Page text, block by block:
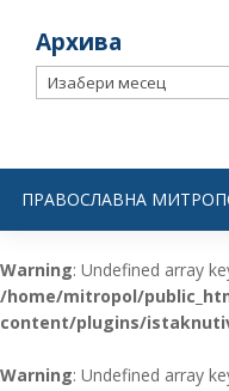
Архива
Архива
ПРАВОСЛАВНА
Warning: Undefined array
/home/mitropol/
content/plugins/
Warning: Undefined array